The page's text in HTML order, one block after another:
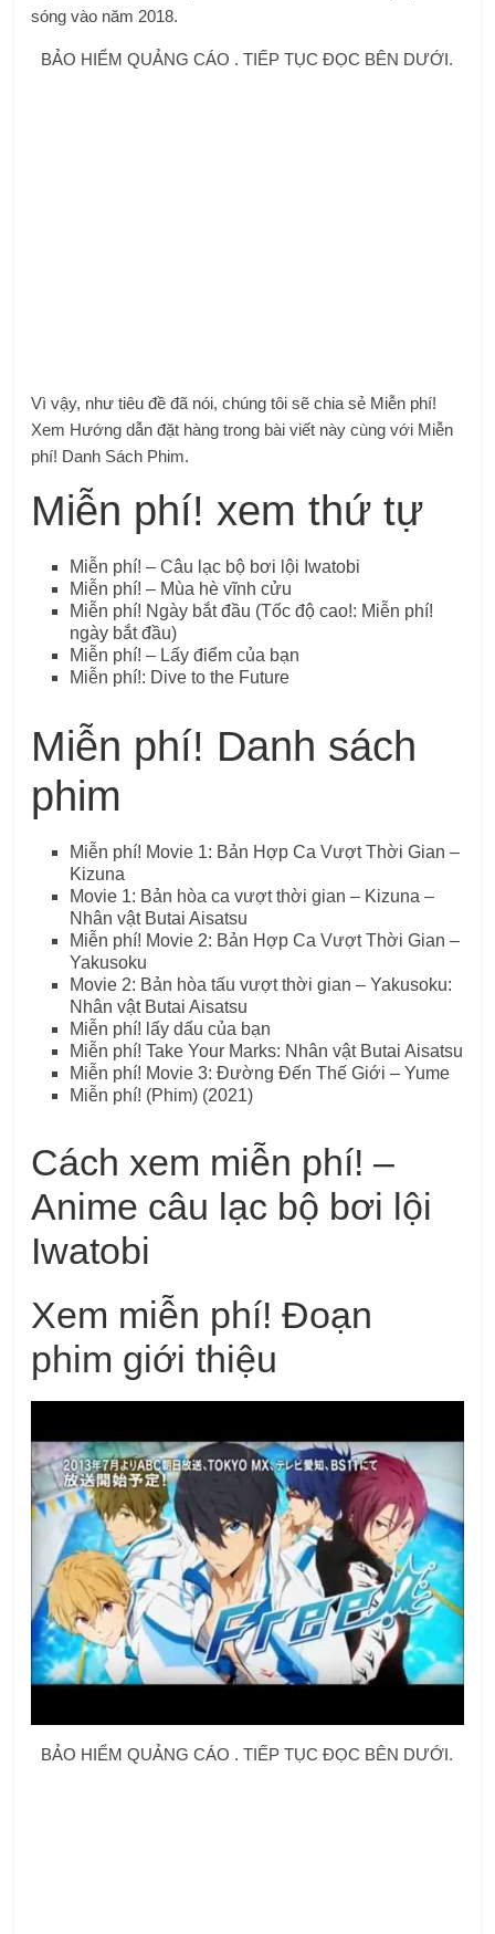
sóng vào năm 2018.
BẢO HIỂM QUẢNG CÁO . TIẾP TỤC ĐỌC BÊN DƯỚI.
Vì vậy, như tiêu đề đã nói, chúng tôi sẽ chia sẻ Miễn phí!
Xem Hướng dẫn đặt hàng trong bài viết này cùng với Miễn
phí! Danh Sách Phim.
Miễn phí! xem thứ tự
Miễn phí! – Câu lạc bộ bơi lội Iwatobi
Miễn phí! – Mùa hè vĩnh cửu
Miễn phí! Ngày bắt đầu (Tốc độ cao!: Miễn phí!
ngày bắt đầu)
Miễn phí! – Lấy điểm của bạn
Miễn phí!: Dive to the Future
Miễn phí! Danh sách
phim
Miễn phí! Movie 1: Bản Hợp Ca Vượt Thời Gian –
Kizuna
Movie 1: Bản hòa ca vượt thời gian – Kizuna –
Nhân vật Butai Aisatsu
Miễn phí! Movie 2: Bản Hợp Ca Vượt Thời Gian –
Yakusoku
Movie 2: Bản hòa tấu vượt thời gian – Yakusoku:
Nhân vật Butai Aisatsu
Miễn phí! lấy dấu của bạn
Miễn phí! Take Your Marks: Nhân vật Butai Aisatsu
Miễn phí! Movie 3: Đường Đến Thế Giới – Yume
Miễn phí! (Phim) (2021)
Cách xem miễn phí! –
Anime câu lạc bộ bơi lội
Iwatobi
Xem miễn phí! Đoạn
phim giới thiệu
BẢO HIỂM QUẢNG CÁO . TIẾP TỤC ĐỌC BÊN DƯỚI.